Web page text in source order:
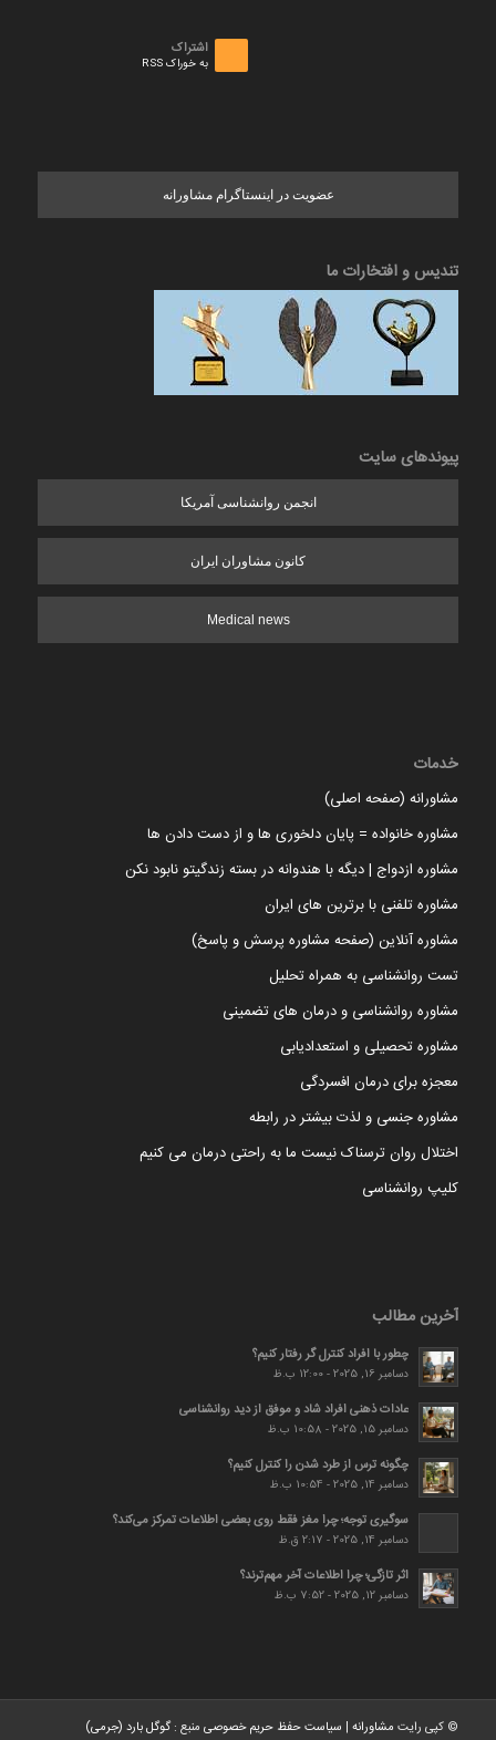
اشتراک
به خوراک RSS
عضویت در اینستاگرام مشاورانه
تندیس و افتخارات ما
پیوندهای سایت
انجمن روانشناسی آمریکا
کانون مشاوران ایران
Medical news
خدمات
مشاورانه (صفحه اصلی)
مشاوره خانواده = پایان دلخوری ها و از دست دادن ها
مشاوره ازدواج | دیگه با هندوانه در بسته زندگیتو نابود نکن
مشاوره تلفنی با برترین های ایران
مشاوره آنلاین (صفحه مشاوره پرسش و پاسخ)
تست روانشناسی به همراه تحلیل
مشاوره روانشناسی و درمان های تضمینی
مشاوره تحصیلی و استعدادیابی
معجزه برای درمان افسردگی
مشاوره جنسی و لذت بیشتر در رابطه
اختلال روان ترسناک نیست ما به راحتی درمان می کنیم
کلیپ روانشناسی
آخرین مطالب
چطور با افراد کنترل گر رفتار کنیم؟
دسامبر 16, 2025 - 12:00 ب.ظ
عادات ذهنی افراد شاد و موفق از دید روانشناسی
دسامبر 15, 2025 - 10:58 ب.ظ
چگونه ترس از طرد شدن را کنترل کنیم؟
دسامبر 14, 2025 - 10:54 ب.ظ
سوگیری توجه؛ چرا مغز فقط روی بعضی اطلاعات تمرکز می‌کند؟
دسامبر 14, 2025 - 2:17 ق.ظ
اثر تازگی؛ چرا اطلاعات آخر مهم‌ترند؟
دسامبر 12, 2025 - 7:52 ب.ظ
© کپی رایت مشاورانه| سیاست حفظ حریم خصوصیمنبع :گوگل بارد (جرمی)